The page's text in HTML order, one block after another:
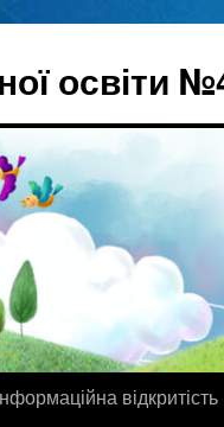
освіти
відкритість